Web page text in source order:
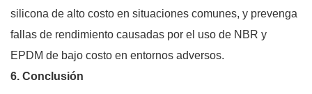
silicona de alto costo en situaciones comunes, y prevenga
fallas de rendimiento causadas por el uso de NBR y
EPDM de bajo costo en entornos adversos.
6. Conclusión